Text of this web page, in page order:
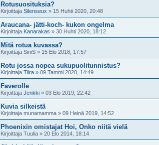
Rotusuosituksia?
Kirjoittaja Silenseux » 15 Huhti 2020, 20:48
Araucana- jätti-koch- kukon ongelma
Kirjoittaja Kanarakas » 30 Huhti 2020, 18:12
Mitä rotua kuvassa?
Kirjoittaja SiniS » 15 Elo 2018, 17:57
Rotu jossa nopea sukupuolitunnistus?
Kirjoittaja Tiira » 09 Tammi 2020, 14:49
Faverolle
Kirjoittaja Jenkki » 03 Elo 2019, 22:42
Kuvia silkeistä
Kirjoittaja munamamma » 09 Heinä 2019, 14:52
Phoenixin omistajat Hoi, Onko niitä vielä
Kirjoittaja Tuulia » 20 Elo 2014, 18:14